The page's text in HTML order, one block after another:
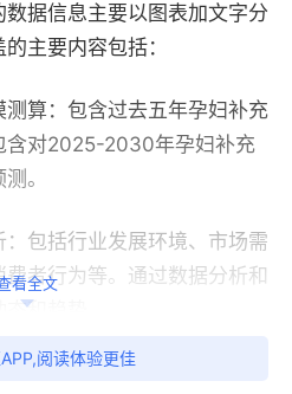
据信息主要以图表加文字分
主要内容包括：
算：包含过去五年孕妇补充
含对2025-2030年孕妇补充
。
包括行业发展环境、市场需
者行为等。通过数据分析和
和趋势。
括上下游市场发展现状解析
看全文
阅读体验更佳